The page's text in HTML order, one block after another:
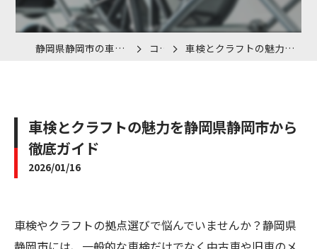
静岡県静岡市の車検なら株式会社丸大石油 コラム 車検とクラフトの魅力を静岡県静岡市から徹底ガイド
車検とクラフトの魅力を静岡県静岡市から
徹底ガイド
2026/01/16
車検やクラフトの拠点選びで悩んでいませんか？静岡県